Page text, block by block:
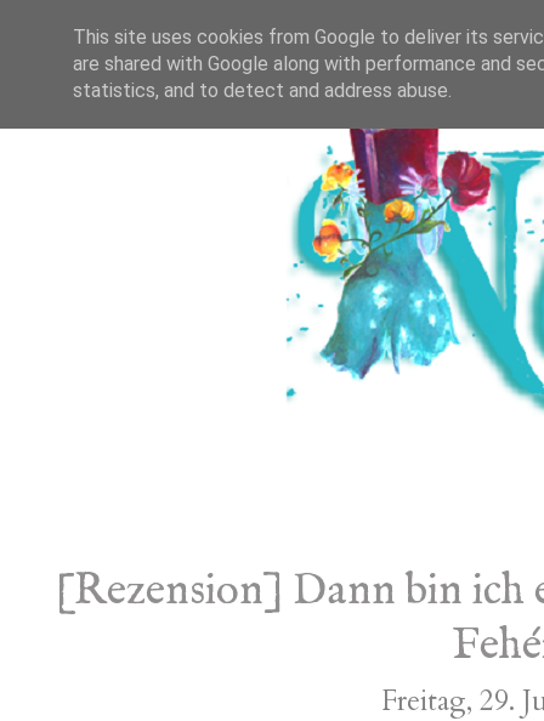
[Rezension] Dann bin ich
Freitag, 29.
This site uses cookies from Google to deliver its
are shared with Google along with performance and
statistics, and to detect and address abuse.